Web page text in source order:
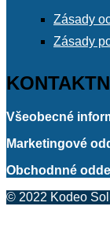
Zásady
Zásady
Všeobecné
Marketingové
Obchodnné
© 2022 Kodeo